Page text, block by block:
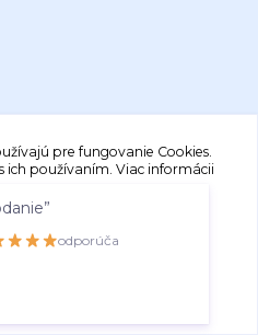
pre fungovanie Cookies.
ich používaním. Viac informácii
Súhlasím
odporúča